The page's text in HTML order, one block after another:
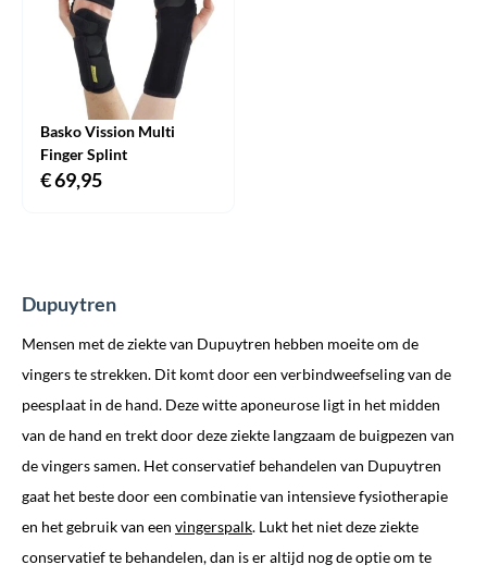
Basko Vission Multi
Finger Splint
€69,95
Dupuytren
Mensen met de ziekte van Dupuytren hebben moeite om de
vingers te strekken. Dit komt door een verbindweefseling van de
peesplaat in de hand. Deze witte aponeurose ligt in het midden
van de hand en trekt door deze ziekte langzaam de buigpezen van
de vingers samen. Het conservatief behandelen van Dupuytren
gaat het beste door een combinatie van intensieve fysiotherapie
en het gebruik van een vingerspalk. Lukt het niet deze ziekte
conservatief te behandelen, dan is er altijd nog de optie om te